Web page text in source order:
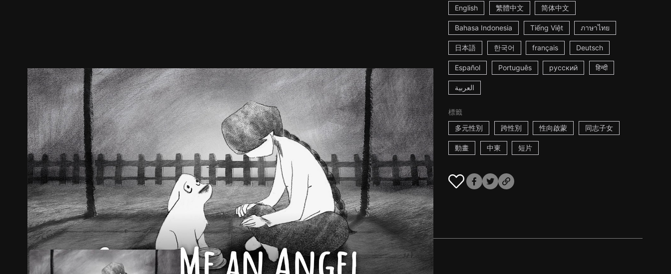
English 繁體中文 简体中文
Bahasa Indonesia Tiếng Việt ภาษาไทย
日本語 한국어 français Deutsch
Español Português русский हिन्दी
العربية
標籤
多元性別
跨性別 性向啟蒙 同志子女
動畫 中東 短片
預告 劇照 推薦影片 劇情介紹